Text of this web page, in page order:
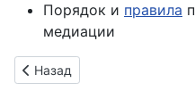
Порядок и правила
медиации
Предыдущий: Заявление о
Назад